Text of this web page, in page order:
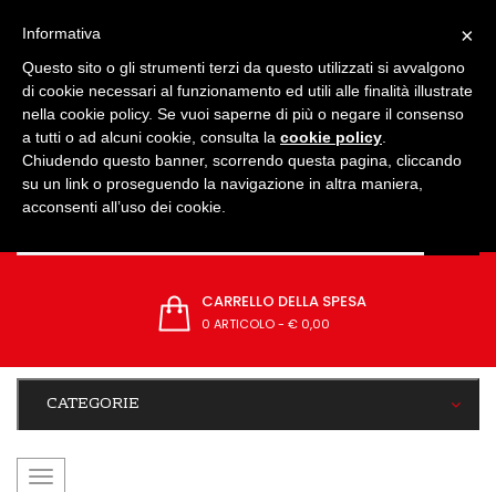
CARRELLO DELLA SPESA
0 ARTICOLO- € 0,00
CATEGORIE
navigazione
×
Informativa
Questo sito o gli strumenti terzi da questo utilizzati si avvalgono
di cookie necessari al funzionamento ed utili alle finalità illustrate
nella cookie policy. Se vuoi saperne di più o negare il consenso
a tutti o ad alcuni cookie, consulta la cookie policy
Chiudendo questo banner, scorrendo questa pagina, cliccando
su un link o proseguendo la navigazione in altra maniera,
acconsenti all’uso dei cookie.